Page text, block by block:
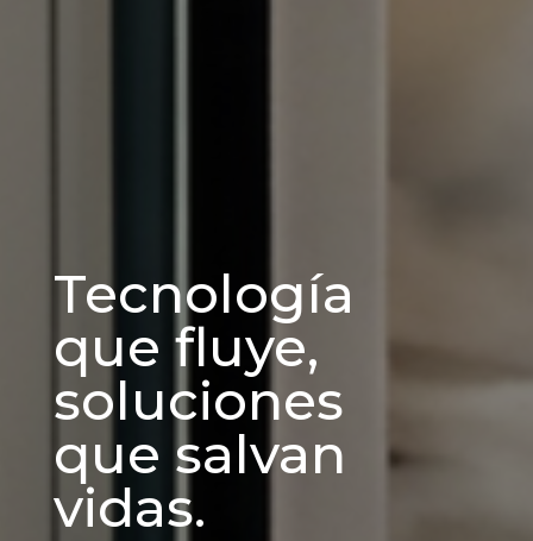
Tecnología
que fluye,
soluciones
que salvan
vidas.